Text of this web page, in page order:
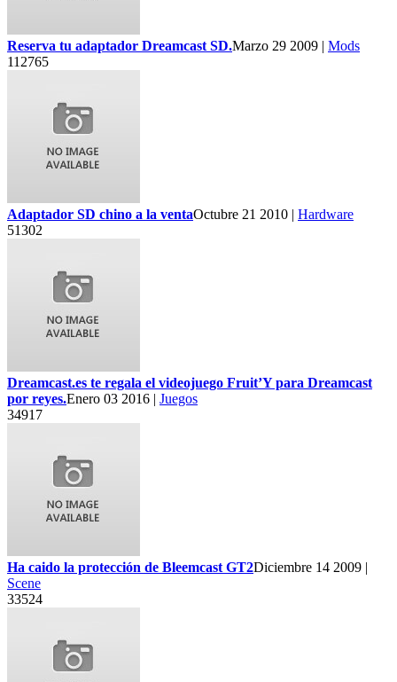
Reserva tu adaptador Dreamcast SD.Marzo 29 2009 | Mods
112765
Adaptador SD chino a la ventaOctubre 21 2010 | Hardware
51302
Dreamcast.es te regala el videojuego Fruit’Y para Dreamcast
por reyes.Enero 03 2016 | Juegos
34917
Ha caido la protección de Bleemcast GT2Diciembre 14 2009 |
Scene
33524